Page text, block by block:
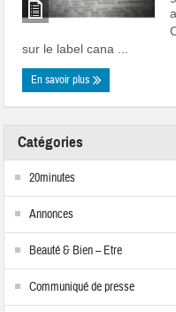
sur le label cana ...
En savoir plus
Catégories
20minutes
Annonces
Beauté & Bien – Etre
Communiqué de presse